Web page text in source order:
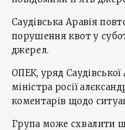
Саудівська Аравія
порушення квот у
джерел.
ОПЕК, уряд Саудівської
міністра росії
коментарів щодо
Група може схвалити